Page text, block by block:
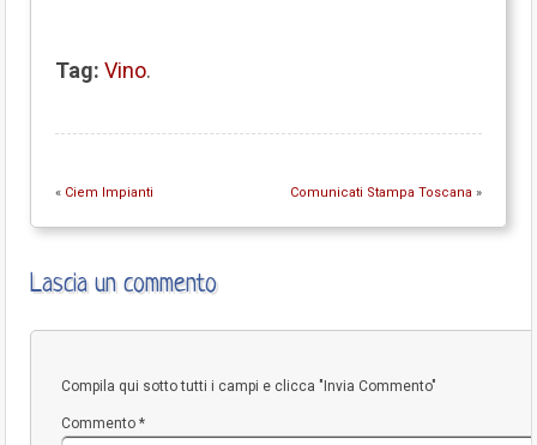
Tag: Vino.
Comunicati Stampa Toscana »
« Ciem Impianti
Lascia un commento
Compila qui sotto tutti i campi e clicca "Invia Commento"
Commento*